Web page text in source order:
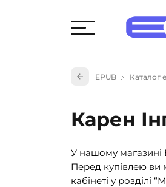
EPUB Каталог
Карен
У нашому магазині
Перед купівлею ви
кабінеті у розділі